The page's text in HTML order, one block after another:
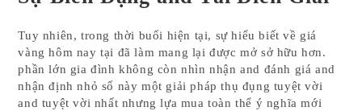
Tuy nhiên, trong thời buổi hiện tại, sự hiểu biết về giá
vàng hôm nay tại đã làm mang lại được mở sở hữu hơn.
phần lớn gia đình không còn nhìn nhận and đánh giá and
nhận định nhỏ số này một giải pháp thụ đụng tuyệt vời
and tuyệt vời nhất nhưng lựa mua toàn thể ý nghĩa mới